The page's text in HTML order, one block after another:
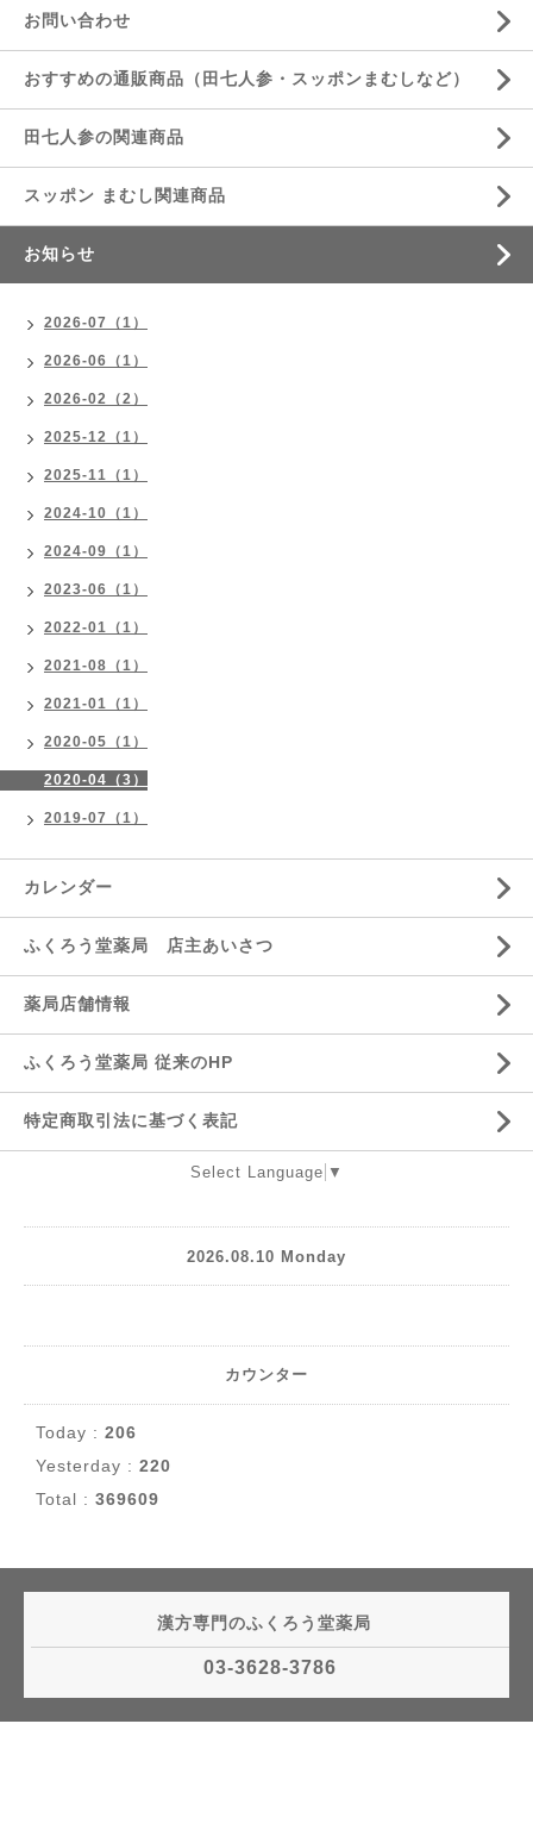
お問い合わせ
おすすめの通販商品（田七人参・スッポンまむしなど）
田七人参の関連商品
スッポン まむし関連商品
お知らせ
2026-07（1）
2026-06（1）
2026-02（2）
2025-12（1）
2025-11（1）
2024-10（1）
2024-09（1）
2023-06（1）
2022-01（1）
2021-08（1）
2021-01（1）
2020-05（1）
2020-04（3）
2019-07（1）
カレンダー
ふくろう堂薬局 店主あいさつ
薬局店舗情報
ふくろう堂薬局 従来のHP
特定商取引法に基づく表記
Select Language ▼
2026.08.10 Monday
カウンター
Today : 206
Yesterday : 220
Total : 369609
漢方専門のふくろう堂薬局
03-3628-3786